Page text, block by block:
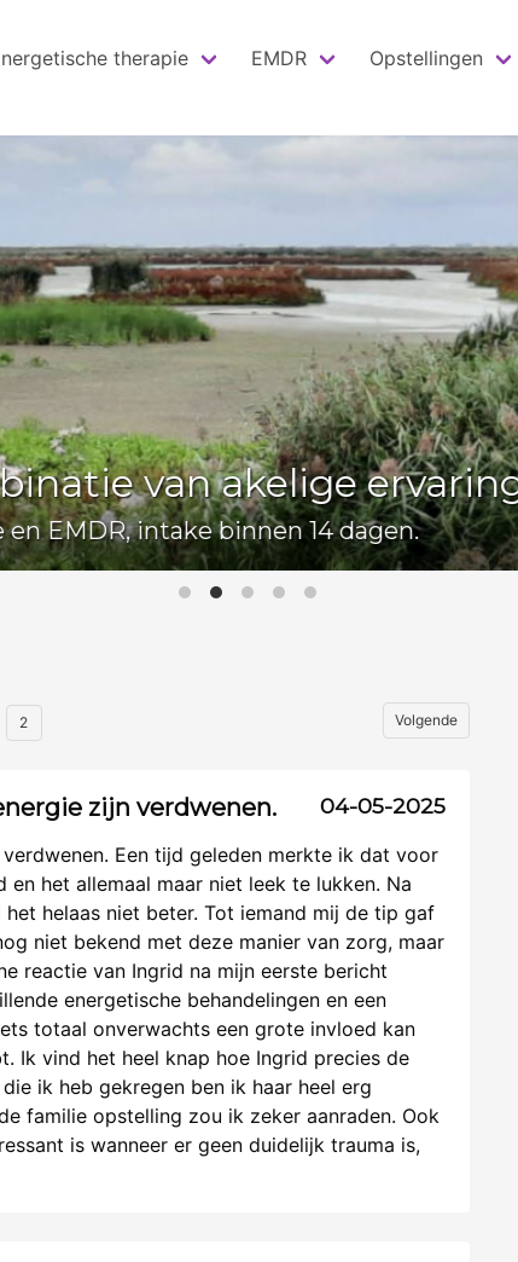
therapie EMDR Opstellingen
vanuit
van je energieveld is
Volgende
2
zijn verdwenen. 04-05-2025
Een tijd geleden merkte ik dat voor
het allemaal maar niet leek te lukken. Na
helaas niet beter. Tot iemand mij de tip gaf
niet bekend met deze manier van zorg, maar
reactie van Ingrid na mijn eerste bericht
energetische behandelingen en een
totaal onverwachts een grote invloed kan
Ik vind het heel knap hoe Ingrid precies de
ik heb gekregen ben ik haar heel erg
familie opstelling zou ik zeker aanraden. Ook
is wanneer er geen duidelijk trauma is,